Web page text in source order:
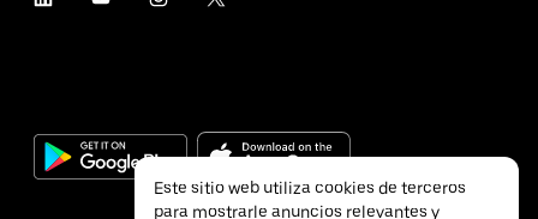
Este sitio web utiliza cookies de terceros
para mostrarle anuncios relevantes y